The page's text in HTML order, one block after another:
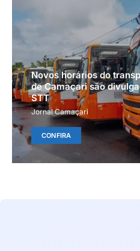
Novos horários do
de Camaçari são
STT
Jornal Camaçari
CONFIRA